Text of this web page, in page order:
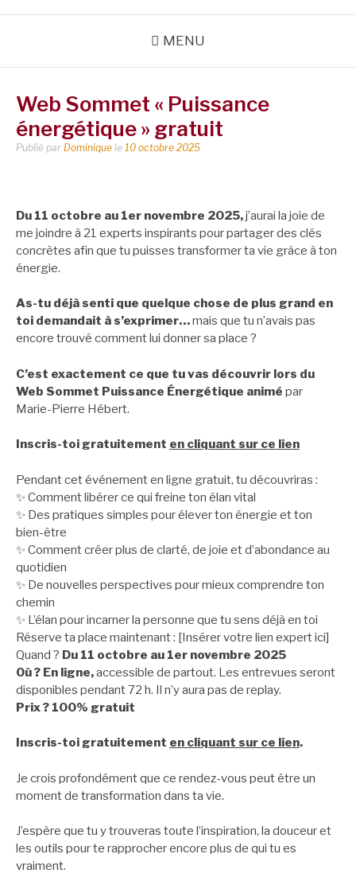
MENU
Web Sommet « Puissance
énergétique » gratuit
Publié par Dominique le 10 octobre 2025
Du 11 octobre au 1er novembre 2025,j’aurai la joie de
me joindre à 21 experts inspirants pour partager des clés
concrètes afin que tu puisses transformer ta vie grâce à ton
énergie.
As-tu déjà senti que quelque chose de plus grand en
toi demandait à s’exprimer…mais que tu n’avais pas
encore trouvé comment lui donner sa place ?
C’est exactement ce que tu vas découvrir lors du
Web Sommet Puissance Énergétique animé par
Marie-Pierre Hébert.
Inscris-toi gratuitement en cliquant sur ce lien
Pendant cet événement en ligne gratuit, tu découvriras :
✨ Comment libérer ce qui freine ton élan vital
✨ Des pratiques simples pour élever ton énergie et ton
bien-être
✨ Comment créer plus de clarté, de joie et d’abondance au
quotidien
✨ De nouvelles perspectives pour mieux comprendre ton
chemin
✨ L’élan pour incarner la personne que tu sens déjà en toi
Réserve ta place maintenant : [Insérer votre lien expert ici]
Quand ? Du 11 octobre au 1er novembre 2025
Où ? En ligne,accessible de partout. Les entrevues seront
disponibles pendant 72 h. Il n’y aura pas de replay.
Prix ? 100% gratuit
Inscris-toi gratuitement en cliquant sur ce lien.
Je crois profondément que ce rendez-vous peut être un
moment de transformation dans ta vie.
J’espère que tu y trouveras toute l’inspiration, la douceur et
les outils pour te rapprocher encore plus de qui tu es
vraiment.